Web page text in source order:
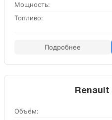
Мощность:
Топливо:
Подробнее
Renault
Объём: